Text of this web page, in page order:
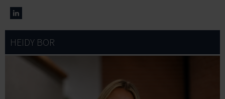
HEIDY BOR